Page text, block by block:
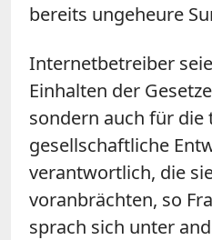
bereits ungeheure
Internetbetreiber
Einhalten der
sondern auch für die
gesellschaftliche
verantwortlich, die
voranbrächten, so
sprach sich unter